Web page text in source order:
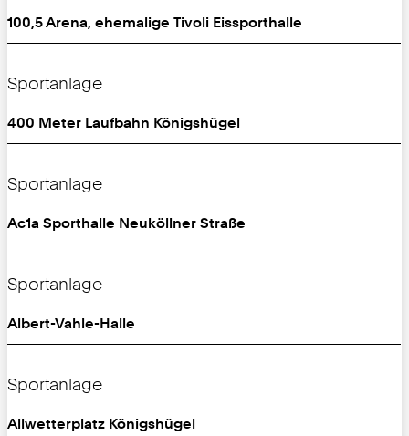
100,5 Arena, ehemalige Tivoli Eissporthalle
Sportanlage
400 Meter Laufbahn Königshügel
Sportanlage
Ac1a Sporthalle Neuköllner Straße
Sportanlage
Albert-Vahle-Halle
Sportanlage
Allwetterplatz Königshügel